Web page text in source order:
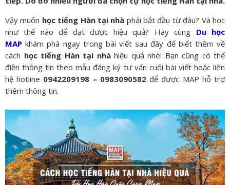
Vậy muốn học tiếng Hàn tại nhà phải bắt đầu từ đâu? Và học
như thế nào để đạt được hiệu quả? Hãy cùng Du học
MAP khám phá ngay trong bài viết sau đây để biết thêm về
cách học tiếng Hàn tại nhàhiệu quả nhé! Bạn cũng có thể
điền thông tin theo mẫu đăng ký tư vấn cuối bài viết hoặc liên
hệ hotline 0942209198 – 0983090582để được MAP hỗ trợ
thêm thông tin.